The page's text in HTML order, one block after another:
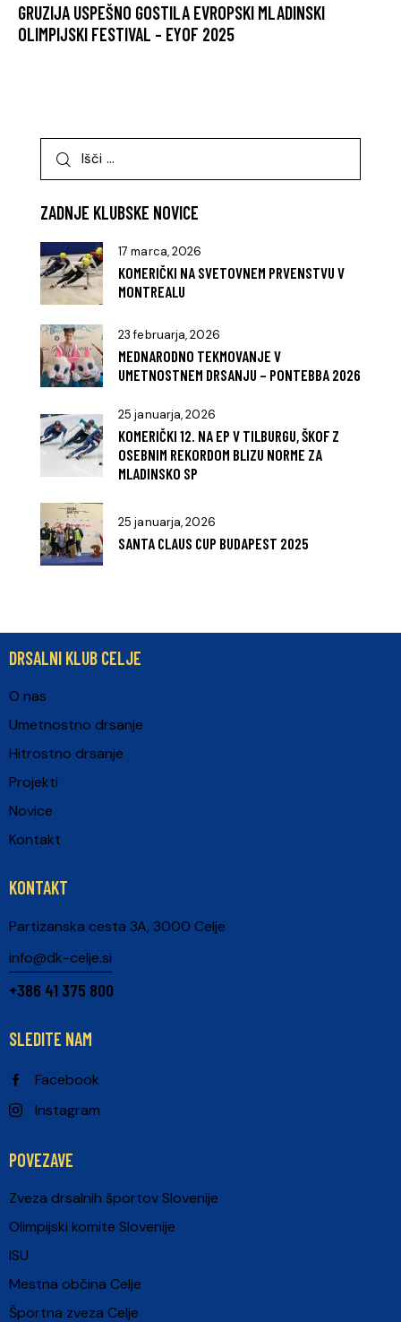
GRUZIJA USPEŠNO GOSTILA EVROPSKI MLADINSKI
OLIMPIJSKI FESTIVAL – EYOF 2025
ZADNJE KLUBSKE NOVICE
17 marca, 2026
KOMERIČKI NA SVETOVNEM PRVENSTVU V
MONTREALU
23 februarja, 2026
MEDNARODNO TEKMOVANJE V
UMETNOSTNEM DRSANJU – PONTEBBA 2026
25 januarja, 2026
KOMERIČKI 12. NA EP V TILBURGU, ŠKOF Z
OSEBNIM REKORDOM BLIZU NORME ZA
MLADINSKO SP
25 januarja, 2026
SANTA CLAUS CUP BUDAPEST 2025
DRSALNI KLUB CELJE
O nas
Umetnostno drsanje
Hitrostno drsanje
Projekti
Novice
Kontakt
KONTAKT
Partizanska cesta 3A, 3000 Celje
info@dk-celje.si
+386 41 375 800
SLEDITE NAM
Facebook
Instagram
POVEZAVE
Zveza drsalnih športov Slovenije
Olimpijski komite Slovenije
ISU
Mestna občina Celje
Športna zveza Celje